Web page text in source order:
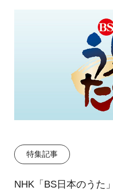
特集記事
NHK「BS日本のうた